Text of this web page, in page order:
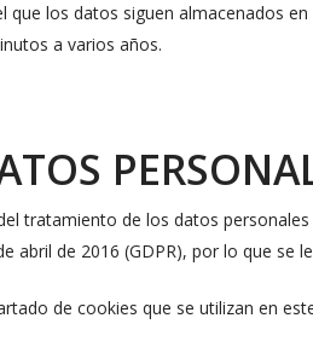
que los datos siguen almacenados
a varios años.
del tratamiento de los datos
abril de 2016 (GDPR), por lo que
de cookies que se utilizan en